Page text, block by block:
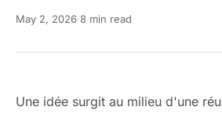
May 2, 2026·8 min read
Une idée surgit au milieu d'une